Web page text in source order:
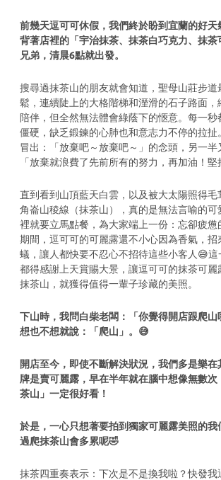
前幾天逗可可休假，我們終於盼到宜蘭的好天
背著店裡的「宇治抹茶、抹茶白巧克力、抹茶
兄弟，清晨6點就出發。
搜尋過抹茶山的朋友就會知道，聖母山莊步道
鬆，連續陡上的大格階梯和溼滑的石子路面，
陪伴，但全然無法體會綠蔭下的愜意。每一秒
僵硬，缺乏鍛鍊的心肺也和意志力不停的拉扯
冒出：「放棄吧～放棄吧～」的念頭，另一半
「放棄就浪費了先前所有的努力，再加油！堅
直到看到山頂藍天白雲，以及被大太陽照得毛
角崙山稜線（抹茶山），真的是無法言喻的可
裡就要立馬點餐，為大家端上一份：忘卻疲憊
期間，逗可可的可麗露還不小心因為香氣，招
蟻，讓人都快要不忍心不招待這些小客人😅這
都得感謝上天賞賜大景，讓逗可可的抹茶可麗
抹茶山，就獲得值得一輩子珍藏的美照。
下山時，我問白柴老闆：「你覺得開店跟爬山
想也不想就說：「爬山」。😅
開店至今，即使不斷解決狀況，我們多是樂
牌是賣可麗露，早在半年就在腦中想像無數
茶山」一定很好看！
於是，一心只想著要拍到獨家可麗露美照的我
過爬抹茶山會多累呢🤣
抹茶四重奏表示：下次是不是換我啦？快發我